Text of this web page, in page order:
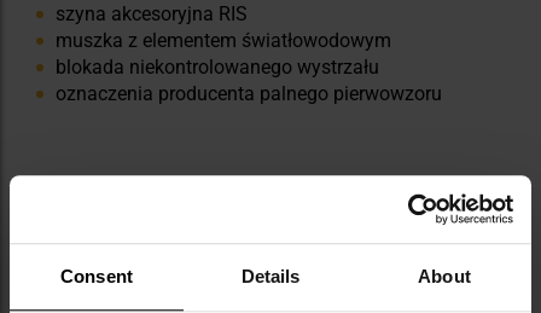
Consent Details About
szyna akcesoryjna RIS
muszka z elementem światłowodowym
blokada niekontrolowanego wystrzału
oznaczenia producenta palnego pierwowzoru